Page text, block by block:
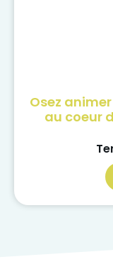
Osez
au coeur